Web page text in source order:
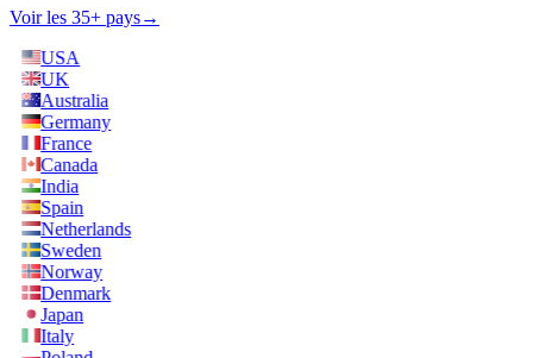
Voir les 35+ pays→
USA
UK
Australia
Germany
France
Canada
India
Spain
Netherlands
Sweden
Norway
Denmark
Japan
Italy